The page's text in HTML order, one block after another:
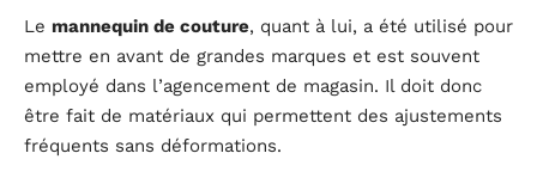
Le mannequin de couture, quant à lui, a été utilisé pour
mettre en avant de grandes marques et est souvent
employé dans l’agencement de magasin. Il doit donc
être fait de matériaux qui permettent des ajustements
fréquents sans déformations.